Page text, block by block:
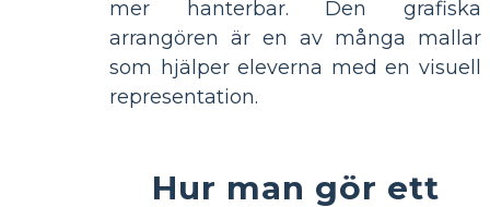
mer hanterbar. Den grafiska
arrangören är en av många mallar
som hjälper eleverna med en visuell
representation.
Hur man gör ett